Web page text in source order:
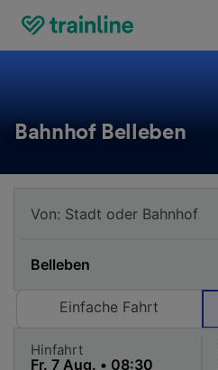
Bahnhof Belleben
Einfache Fahrt
Hinfahrt